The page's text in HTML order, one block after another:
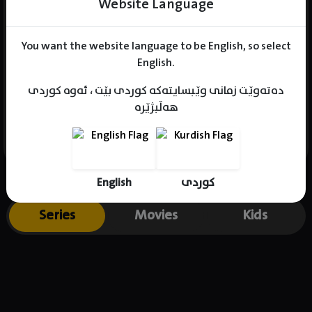
You want the website language to be English, so select
English.
دەتەوێت زمانی وێبسایتەکە کوردی بێت ، ئەوە کوردی
هەڵبژێرە
English کوردی
Name : Yoo Su-Bin
Born : 1992-11-06
Place of birth : South Korea
Series Movies Kids